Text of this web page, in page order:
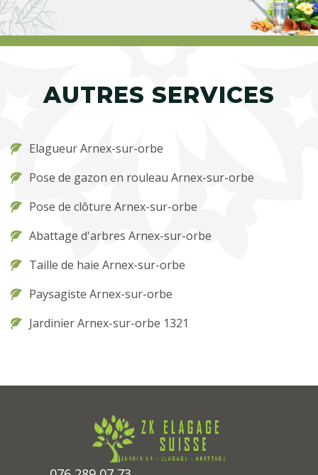
AUTRES SERVICES
Elagueur Arnex-sur-orbe
Pose de gazon en rouleau Arnex-sur-orbe
Pose de clôture Arnex-sur-orbe
Abattage d'arbres Arnex-sur-orbe
Taille de haie Arnex-sur-orbe
Paysagiste Arnex-sur-orbe
Jardinier Arnex-sur-orbe 1321